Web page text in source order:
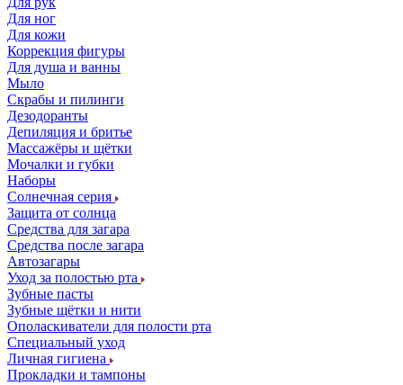
Для ног
Для кожи
Коррекция фигуры
Для душа и ванны
Мыло
Скрабы и пилинги
Дезодоранты
Депиляция и бритье
Массажёры и щётки
Мочалки и губки
Наборы
Солнечная серия
Защита от солнца
Средства для загара
Средства после загара
Автозагары
Уход за полостью рта
Зубные пасты
Зубные щётки и нити
Ополаскиватели для полости рта
Специальный уход
Личная гигиена
Прокладки и тампоны